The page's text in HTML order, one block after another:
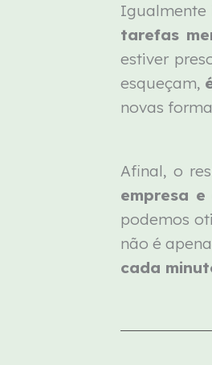
Igualmente
tarefas
estiver
esqueçam,
novas
Afinal, o
empresa e
podemos
não é
cada